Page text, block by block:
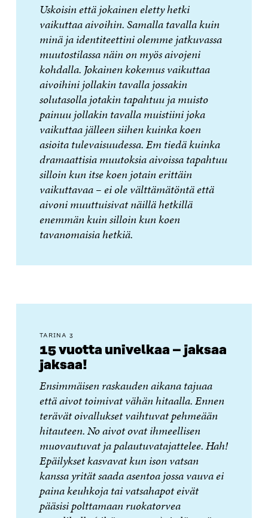
Uskoisin että jokainen eletty hetki
vaikuttaa aivoihin. Samalla tavalla kuin
minä ja identiteettini olemme jatkuvassa
muutostilassa näin on myös aivojeni
kohdalla. Jokainen kokemus vaikuttaa
aivoihini jollakin tavalla jossakin
solutasolla jotakin tapahtuu ja muisto
painuu jollakin tavalla muistiini joka
vaikuttaa jälleen siihen kuinka koen
asioita tulevaisuudessa. Em tiedä kuinka
dramaattisia muutoksia aivoissa tapahtuu
silloin kun itse koen jotain erittäin
vaikuttavaa – ei ole välttämätöntä että
aivoni muuttuisivat näillä hetkillä
enemmän kuin silloin kun koen
tavanomaisia hetkiä.
TARINA 3
15 vuotta univelkaa – jaksaa
jaksaa!
Ensimmäisen raskauden aikana tajuaa
että aivot toimivat vähän hitaalla. Ennen
terävät oivallukset vaihtuvat pehmeään
hitauteen. No aivot ovat ihmeellisen
muovautuvat ja palautuvatajattelee. Hah!
Epäilykset kasvavat kun ison vatsan
kanssa yrität saada asentoa jossa vauva ei
paina keuhkoja tai vatsahapot eivät
pääsisi polttamaan ruokatorvea